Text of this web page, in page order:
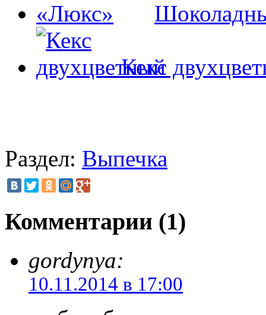
Кекс
Раздел: Выпечка
Комментарии (1)
gordynya:
10.11.2014 в 17:00